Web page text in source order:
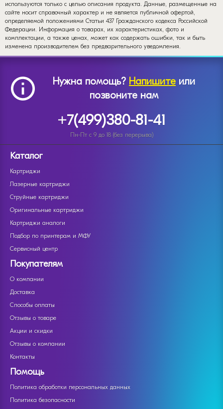
используются только с целью описания продукта. Данные, размещенные на
сайте носит справочный характер и не является публичной офертой,
определяемой положениями Статьи 437 Гражданского кодекса Российской
Федерации. Информация о товарах, их характеристиках, фото и
комплектации, а также ценах, может как содержать ошибки, так и быть
изменена производителем без предварительного уведомления.
Нужна помощь? Напишите или
позвоните нам
+7(499)380-81-41
Пн-Пт с 9 до 18 (без перерыва)
Каталог
Картриджи
Лазерные картриджи
Струйные картриджи
Оригинальные картриджи
Картриджи аналоги
Подбор по принтерам и МФУ
Сервисный центр
Покупателям
О компании
Доставка
Способы оплаты
Отзывы о товаре
Акции и скидки
Отзывы о компании
Контакты
Помощь
Политика обработки персональных данных
Политика безопасности